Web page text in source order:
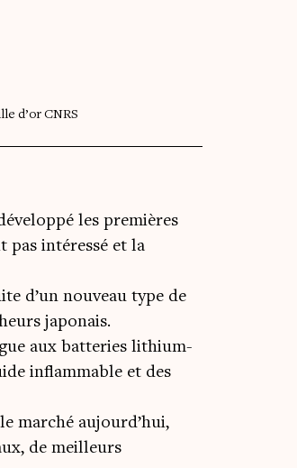
d’or CNRS
les premières
pas intéressé et la
d’un nouveau type de
japonais.
aux batteries lithium-
inflammable et des
marché aujourd’hui,
de meilleurs